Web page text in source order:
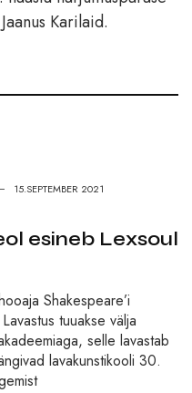
Karilaid.
15.SEPTEMBER 2021
esineb Lexsoul
Shakespeare’i
tuuakse välja
selle lavastab
lavakunstikooli 30.